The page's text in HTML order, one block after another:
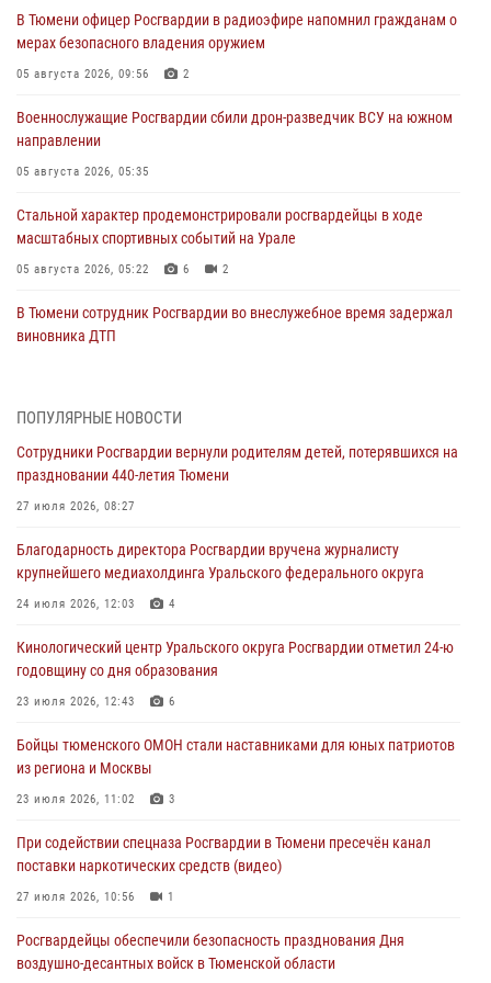
В Тюмени офицер Росгвардии в радиоэфире напомнил гражданам о
мерах безопасного владения оружием
05 августа 2026, 09:56 2
Военнослужащие Росгвардии сбили дрон-разведчик ВСУ на южном
направлении
05 августа 2026, 05:35
Стальной характер продемонстрировали росгвардейцы в ходе
масштабных спортивных событий на Урале
05 августа 2026, 05:22 6 2
В Тюмени сотрудник Росгвардии во внеслужебное время задержал
виновника ДТП
Со 101-м Днём рождения поздравили сотрудники Росгвардии
04 августа 2026, 11:07
Спецназ Росгвардии провел комплексную тренировку в полевых
04 августа 2026, 06:28
Тюменские правоохранители провели соревнования по стрельбе
03 августа 2026, 07:35
Росгвардия противодействует БПЛА ВСУ на южном направлении
03 августа 2026, 07:29
ПОПУЛЯРНЫЕ НОВОСТИ
Сотрудники Росгвардии вернули родителям детей, потерявшихся на
праздновании 440-летия Тюмени
27 июля 2026, 08:27
Благодарность директора Росгвардии вручена журналисту
крупнейшего медиахолдинга Уральского федерального округа
24 июля 2026, 12:03 4
Кинологический центр Уральского округа Росгвардии отметил 24-ю
годовщину со дня образования
23 июля 2026, 12:43 6
Бойцы тюменского ОМОН стали наставниками для юных патриотов
из региона и Москвы
23 июля 2026, 11:02 3
При содействии спецназа Росгвардии в Тюмени пресечён канал
поставки наркотических средств (видео)
27 июля 2026, 10:56 1
Росгвардейцы обеспечили безопасность празднования Дня
воздушно-десантных войск в Тюменской области